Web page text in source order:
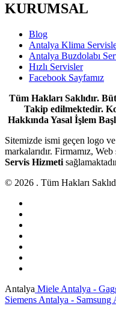
KURUMSAL
Blog
Antalya Klima
Antalya Buzdolabı
Hızlı Servisler
Facebook Sayfamız
Tüm Hakları Saklıdır.
Takip edilmektedir.
Hakkında Yasal İşlem
Sitemizde ismi geçen logo
markalarıdır. Firmamız,
Servis Hizmeti
© 2026 . Tüm Hakları
Antalya Miele Antalya -
Siemens Antalya -